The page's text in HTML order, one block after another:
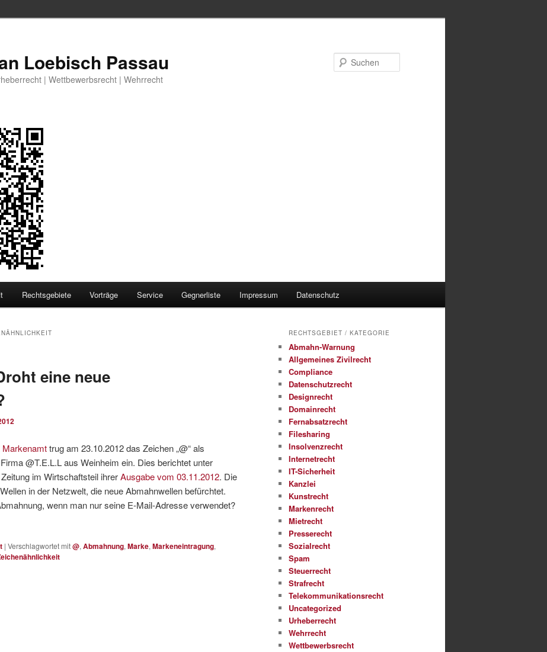
Loebisch Passau
| Wettbewerbsrecht | Wehrrecht
Rechtsgebiete Vorträge Service Gegnerliste Impressum Datenschutz
eine neue
Markenamttrug am 23.10.2012 das Zeichen „@“ als
@T.E.L.L aus Weinheim ein. Dies berichtet unter
im Wirtschaftsteil ihrerAusgabe vom 03.11.2012. Die
in der Netzwelt, die neue Abmahnwellen befürchtet.
wenn man nur seine E-Mail-Adresse verwendet?
| Verschlagwortet mit@, Abmahnung, Marke, Markeneintragung,
RECHTSGEBIET / KATEGORIE
Abmahn-Warnung
Allgemeines Zivilrecht
Compliance
Datenschutzrecht
Designrecht
Domainrecht
Fernabsatzrecht
Filesharing
Insolvenzrecht
Internetrecht
IT-Sicherheit
Kanzlei
Kunstrecht
Markenrecht
Mietrecht
Presserecht
Sozialrecht
Spam
Steuerrecht
Strafrecht
Telekommunikationsrecht
Uncategorized
Urheberrecht
Wehrrecht
Wettbewerbsrecht